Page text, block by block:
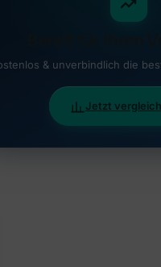
& unverbindlich die
Jetzt